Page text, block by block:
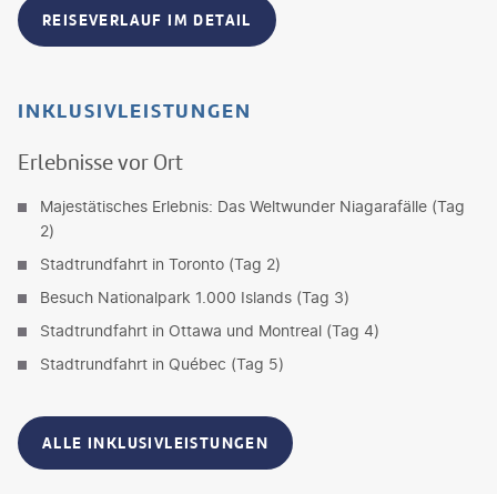
REISEVERLAUF IM DETAIL
INKLUSIVLEISTUNGEN
Erlebnisse vor Ort
Majestätisches Erlebnis: Das Weltwunder Niagarafälle (Tag
2)
Stadtrundfahrt in Toronto (Tag 2)
Besuch Nationalpark 1.000 Islands (Tag 3)
Stadtrundfahrt in Ottawa und Montreal (Tag 4)
Stadtrundfahrt in Québec (Tag 5)
ALLE INKLUSIVLEISTUNGEN